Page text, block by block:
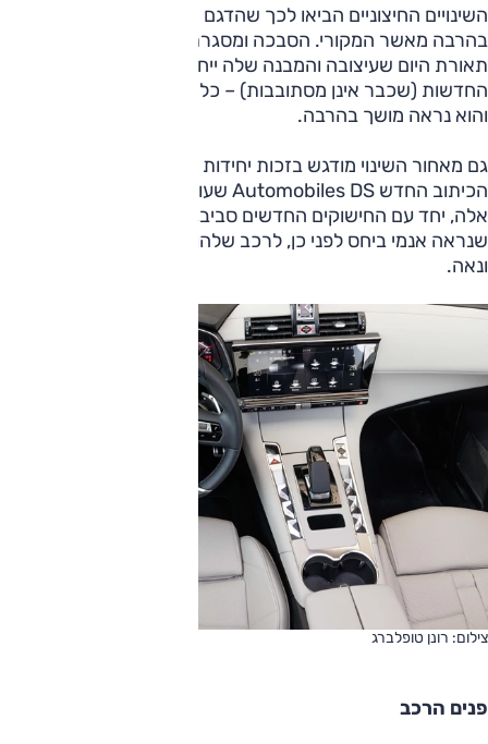
השינויים החיצוניים הביאו לכך שהדגם המחודש נראה נאה
בהרבה מאשר המקורי. הסבכה ומסגרתה המחודדת יותר,
תאורת היום שעיצובה והמבנה שלה ייחודיים, יחידות התאורה
החדשות (שכבר אינן מסתובבות) – כל אלה עושים פלאות לרכב
והוא נראה מושך בהרבה.
גם מאחור השינוי מודגש בזכות יחידות תאורה מחודשות וביניהן
הכיתוב החדש Automobiles DS שעושה יח"צ למותג. שינויים
שנראה אנמי ביחס לפני כן, לרכב שלהופעה שלו אופי מובחן
ונאה.
צילום: רונן טופלברג
פנים הרכב